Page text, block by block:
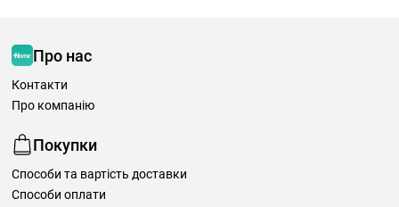
Про нас
Контакти
Про компанію
Покупки
Способи та вартість доставки
Способи оплати